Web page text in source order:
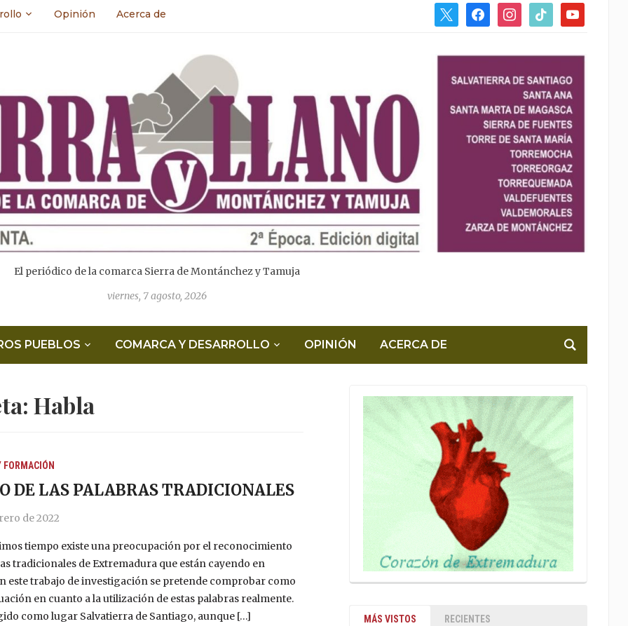
facebookinstagram
tiktok youtube
Opinión Acerca de
El periódico de la comarca Sierra de Montánchez y Tamuja
viernes, 7 agosto, 2026
PUEBLOS COMARCA Y DESARROLLO OPINIÓN ACERCA DE
Habla
FORMACIÓN
DE LAS PALABRAS TRADICIONALES
de 2022
tiempo existe una preocupación por el reconocimiento
tradicionales de Extremadura que están cayendo en
este trabajo de investigación se pretende comprobar como
en cuanto a la utilización de estas palabras realmente.
como lugar Salvatierra de Santiago, aunque […]
MÁS VISTOS RECIENTES